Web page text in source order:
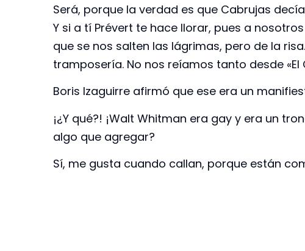
Será, porque la verdad es que Cabrujas
Y si a tí Prévert te hace llorar, pues a
que se nos salten las lágrimas, pero de la
tramposería. No nos reíamos tanto desde «El
Boris Izaguirre afirmó que ese era un
¡¿Y qué?! ¡Walt Whitman era gay y era un
algo que agregar?
Sí, me gusta cuando callan, porque están